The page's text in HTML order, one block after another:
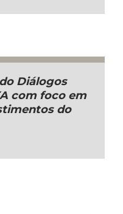
Diálogos
com foco em
do